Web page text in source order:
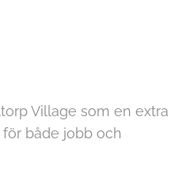
Village som en extra
både jobb och